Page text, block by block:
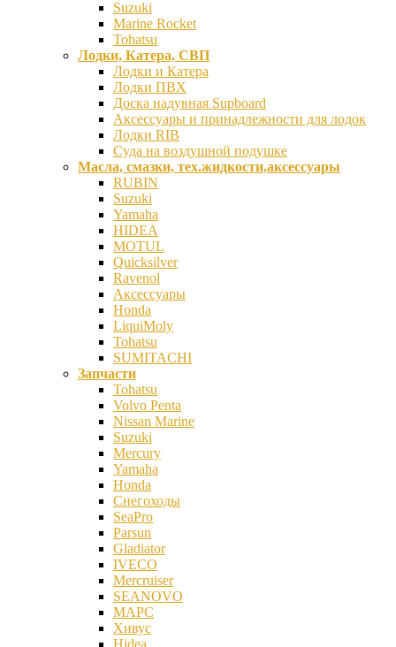
Suzuki
Marine Rocket
Tohatsu
Лодки, Катера, СВП
Лодки и Катера
Лодки ПВХ
Доска надувная Supboard
Аксессуары и принадлежности для лодок
Лодки RIB
Суда на воздушной подушке
Масла, смазки, тех.жидкости,аксессуары
RUBIN
Suzuki
Yamaha
HIDEA
MOTUL
Quicksilver
Ravenol
Аксессуары
Honda
LiquiMoly
Tohatsu
SUMITACHI
Запчасти
Tohatsu
Volvo Penta
Nissan Marine
Suzuki
Mercury
Yamaha
Honda
Снегоходы
SeaPro
Parsun
Gladiator
IVECO
Mercruiser
SEANOVO
МАРС
Хивус
Hidea